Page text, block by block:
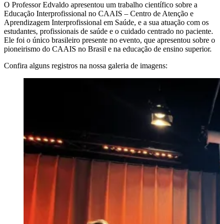
O Professor Edvaldo apresentou um trabalho científico sobre a
Educação Interprofissional no CAAIS – Centro de Atenção e
Aprendizagem Interprofissional em Saúde, e a sua atuação com os
estudantes, profissionais de saúde e o cuidado centrado no paciente.
Ele foi o único brasileiro presente no evento, que apresentou sobre o
pioneirismo do CAAIS no Brasil e na educação de ensino superior.
Confira alguns registros na nossa galeria de imagens: